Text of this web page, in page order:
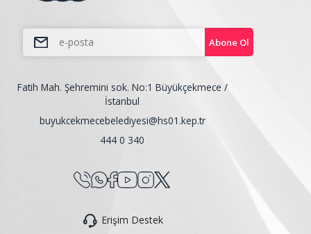
Abone Ol
Fatih Mah. Şehremini sok. No:1 Büyükçekmece /
İstanbul
buyukcekmecebelediyesi@hs01.kep.tr
444 0 340
Erişim Destek